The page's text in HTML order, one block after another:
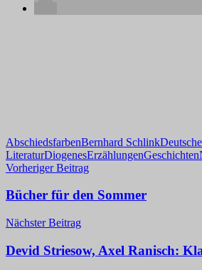
AbschiedsfarbenBernhard SchlinkDeutsche
LiteraturDiogenesErzählungenGeschichten
Beitragsnavigation
Vorheriger Beitrag
Bücher für den Sommer
Nächster Beitrag
Devid Striesow, Axel Ranisch: